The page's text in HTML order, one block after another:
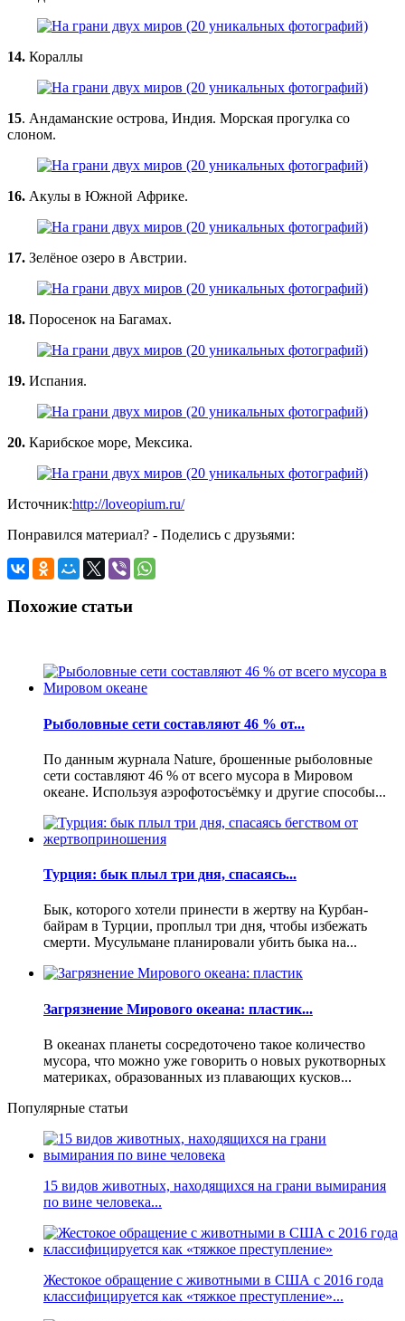
14. Кораллы
15. Андаманские острова, Индия. Морская прогулка со
слоном.
16. Акулы в Южной Африке.
17. Зелёное озеро в Австрии.
18. Поросенок на Багамах.
19. Испания.
20. Карибское море, Мексика.
Источник:http://loveopium.ru/
Понравился материал? - Поделись с друзьями:
Похожие статьи
Рыболовные сети составляют 46 % от...
По данным журнала Nature, брошенные рыболовные
сети составляют 46 % от всего мусора в Мировом
океане. Используя аэрофотосъёмку и другие способы...
Турция: бык плыл три дня, спасаясь...
Бык, которого хотели принести в жертву на Курбан-
байрам в Турции, проплыл три дня, чтобы избежать
смерти. Мусульмане планировали убить быка на...
Загрязнение Мирового океана: пластик...
В океанах планеты сосредоточено такое количество
мусора, что можно уже говорить о новых рукотворных
материках, образованных из плавающих кусков...
Популярные статьи
15 видов животных, находящихся на грани вымирания
по вине человека...
Жестокое обращение с животными в США с 2016 года
классифицируется как «тяжкое преступление»...